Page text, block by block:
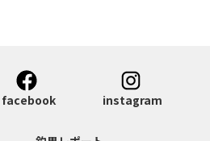
facebook instagram